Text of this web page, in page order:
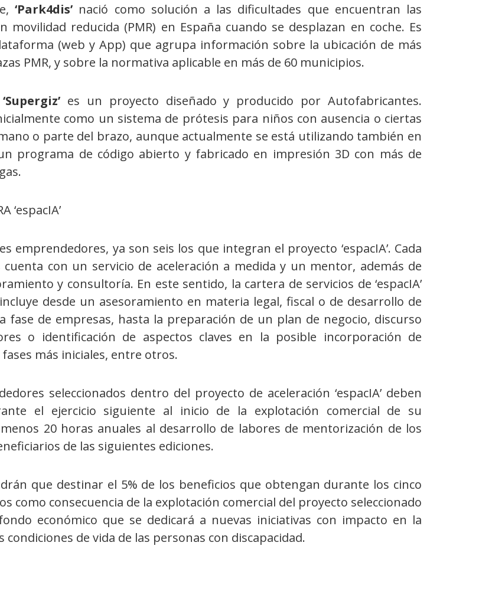
‘Park4dis’ nació como solución a las dificultades que encuentran las
movilidad reducida (PMR) en España cuando se desplazan en coche. Es
(web y App) que agrupa información sobre la ubicación de más
PMR, y sobre la normativa aplicable en más de 60 municipios.
‘Supergiz’ es un proyecto diseñado y producido por Autofabricantes.
como un sistema de prótesis para niños con ausencia o ciertas
o parte del brazo, aunque actualmente se está utilizando también en
programa de código abierto y fabricado en impresión 3D con más de
‘espacIA’
emprendedores, ya son seis los que integran el proyecto ‘espacIA’. Cada
cuenta con un servicio de aceleración a medida y un mentor, además de
y consultoría. En este sentido, la cartera de servicios de ‘espacIA’
desde un asesoramiento en materia legal, fiscal o de desarrollo de
fase de empresas, hasta la preparación de un plan de negocio, discurso
o identificación de aspectos claves en la posible incorporación de
más iniciales, entre otros.
seleccionados dentro del proyecto de aceleración ‘espacIA’ deben
el ejercicio siguiente al inicio de la explotación comercial de su
20 horas anuales al desarrollo de labores de mentorización de los
de las siguientes ediciones.
que destinar el 5% de los beneficios que obtengan durante los cinco
como consecuencia de la explotación comercial del proyecto seleccionado
económico que se dedicará a nuevas iniciativas con impacto en la
condiciones de vida de las personas con discapacidad.